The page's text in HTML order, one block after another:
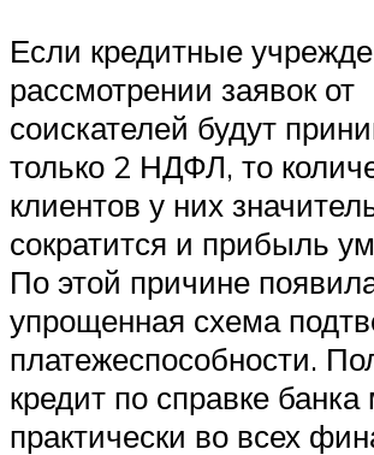
Если кредитные
рассмотрении заявок от
соискателей будут
только 2 НДФЛ, то
клиентов у них
сократится и прибыль
По этой причине
упрощенная схема
платежеспособности.
кредит по справке
практически во всех